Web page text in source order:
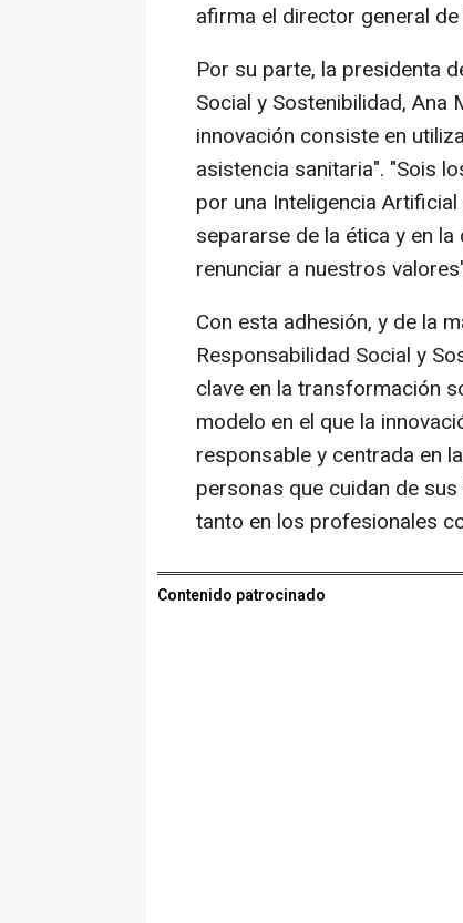
afirma el director general
Por su parte, la presidenta
Social y Sostenibilidad, Ana
innovación consiste en
asistencia sanitaria". "Sois
por una Inteligencia
separarse de la ética y en
renunciar a nuestros
Con esta adhesión, y de la
Responsabilidad Social y
clave en la transformación
modelo en el que la
responsable y centrada en
personas que cuidan de
tanto en los profesionales
Contenido patrocinado